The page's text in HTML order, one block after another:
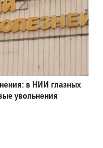
в НИИ глазных
увольнения